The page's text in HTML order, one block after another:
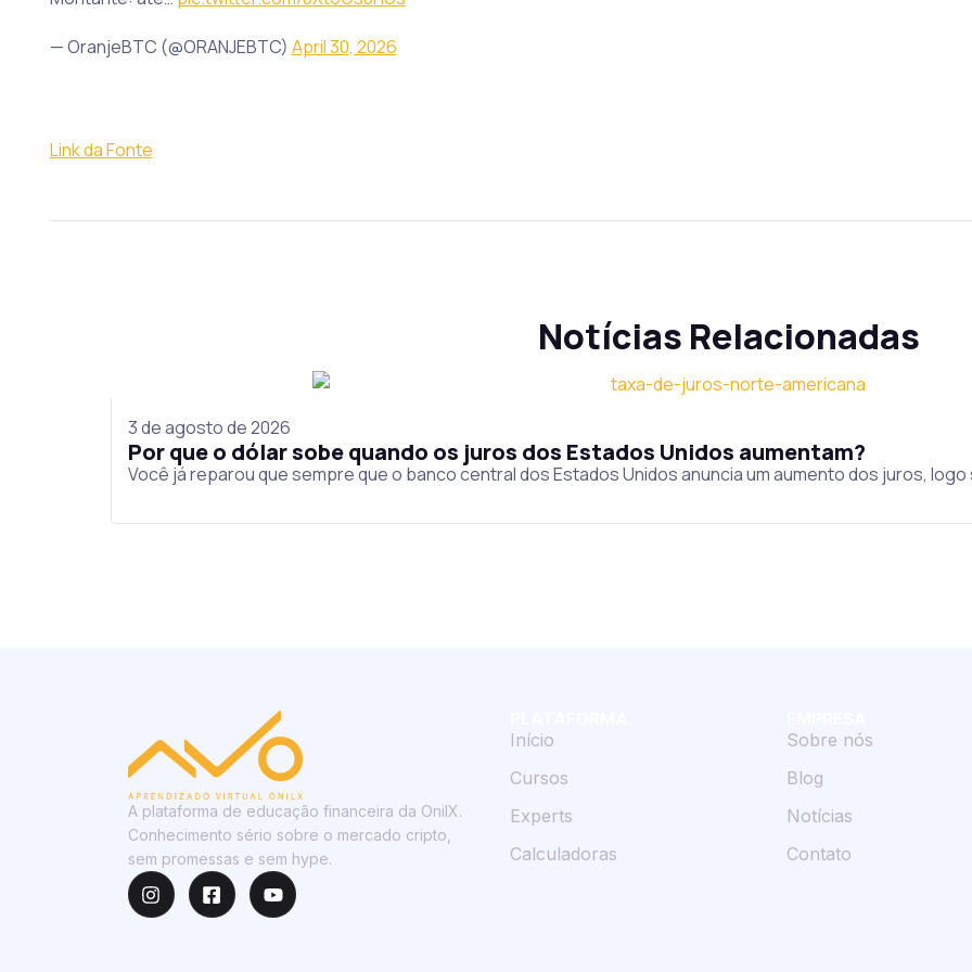
— OranjeBTC (@ORANJEBTC) April 30, 2026
Link da Fonte
Notícias Relacionadas
3 de agosto de 2026
Por que o dólar sobe quando os juros dos Estados Unidos aumentam?
Você já reparou que sempre que o banco central dos Estados Unidos anuncia um aumento dos juros,
A plataforma de educação financeira da OnilX.
Conhecimento sério sobre o mercado cripto,
sem promessas e sem hype.
Início
Cursos
Experts
Calculadoras
Sobre nós
Blog
Notícias
Contato